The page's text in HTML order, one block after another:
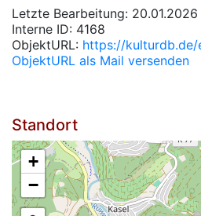
Letzte Bearbeitung: 20.01.2026
Interne ID: 4168
ObjektURL: https://kulturdb.de/
ObjektURL als Mail versenden
Standort
+
−